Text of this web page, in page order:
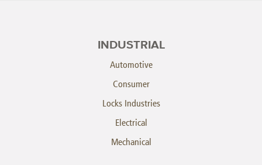
INDUSTRIAL
Automotive
Consumer
Locks Industries
Electrical
Mechanical